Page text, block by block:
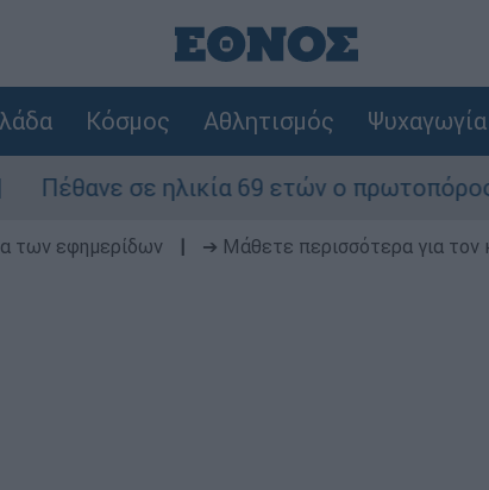
Κόσμος Αθλητισμός Ψυχαγωγία
σε ηλικία 69 ετών ο πρωτοπόρος
των εφημερίδων ➔ Μάθετε περισσότερα για τον